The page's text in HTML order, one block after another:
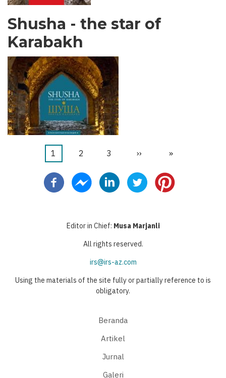
Shusha - the star of
Karabakh
Pagination
Halaman
1 Halaman
2 Halaman
3
Halaman
››
Last
»
Editor in Chief: Musa Marjanli
All rights reserved.
irs@irs-az.com
Using the materials of the site fully or partially reference to is
obligatory.
Beranda
Artikel
Jurnal
Galeri